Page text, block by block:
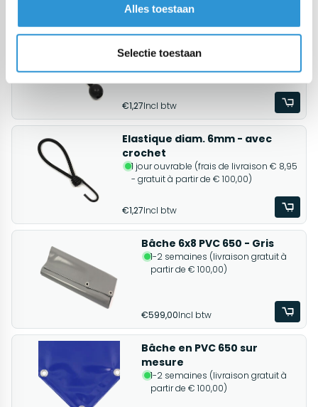
Alles toestaan
Selectie toestaan
Produits associés
Elastique diam. 6mm - avec
boule
- gratuit à partir de € 100,00)
€1,27Incl btw
Elastique diam. 6mm - avec
crochet
1 jour ouvrable (frais de livraison € 8,95
- gratuit à partir de € 100,00)
€1,27Incl btw
Bâche 6x8 PVC 650 - Gris
1-2 semaines (livraison gratuit à
partir de € 100,00)
€599,00Incl btw
Bâche en PVC 650 sur
mesure
1-2 semaines (livraison gratuit à
partir de € 100,00)